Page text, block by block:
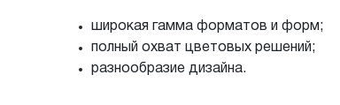
широкая гамма форматов и форм;
полный охват цветовых решений;
разнообразие дизайна.